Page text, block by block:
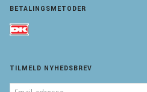
BETALINGSMETODER
TILMELD NYHEDSBREV
EMAIL-